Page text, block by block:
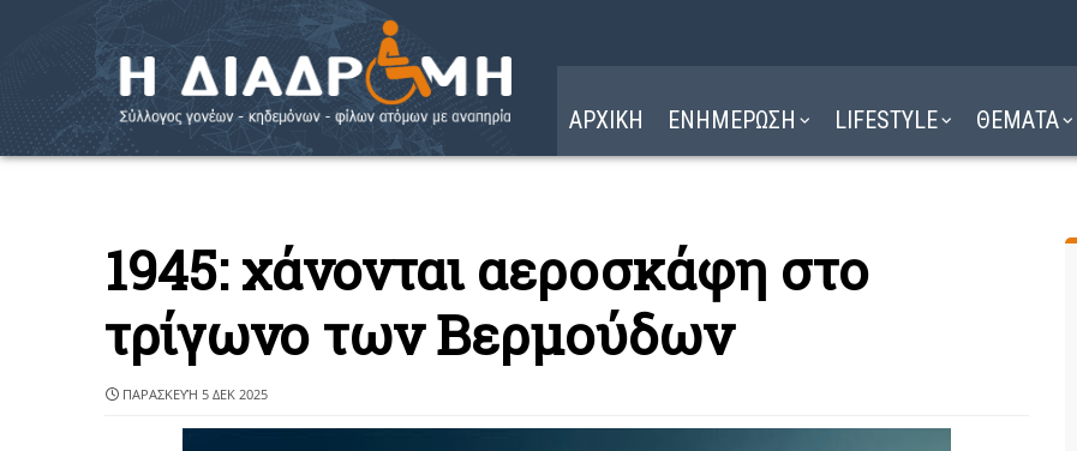
ΑΡΧΙΚΗ ΕΝΗΜΕΡΩΣΗ LIFESTYLE ΘΕΜΑΤΑ
1945: χάνονται αεροσκάφη στο
τρίγωνο των Βερμούδων
ΠΑΡΑΣΚΕΥΉ 5 ΔΕΚ 2025